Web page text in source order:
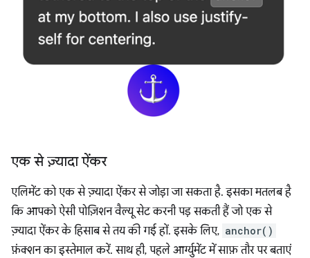
एक से ज़्यादा ऐंकर
एलिमेंट को एक से ज़्यादा ऐंकर से जोड़ा जा सकता है. इसका मतलब है
कि आपको ऐसी पोज़िशन वैल्यू सेट करनी पड़ सकती हैं जो एक से
ज़्यादा ऐंकर के हिसाब से तय की गई हों. इसके लिए, anchor()
फ़ंक्शन का इस्तेमाल करें. साथ ही, पहले आर्ग्युमेंट में साफ़ तौर पर बताएं